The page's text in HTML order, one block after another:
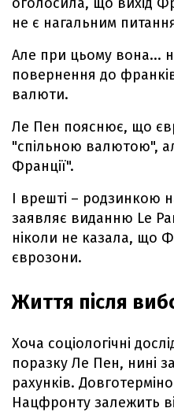
не є нагальним
Але при цьому вона...
повернення до
валюти.
Ле Пен пояснює, що
"спільною валютою",
Франції".
І врешті – родзинкою
заявляє виданню Le
ніколи не казала, що
єврозони.
Життя після
Хоча соціологічні
поразку Ле Пен, нині
рахунків.
Нацфронту залежить